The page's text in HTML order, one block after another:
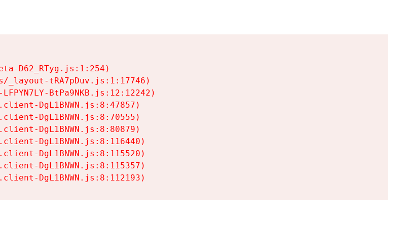
D62_RTyg.js:1:254)
_layout-tRA7pDuv.js:1:17746)
BtPa9NKB.js:12:12242)
DgL1BNWN.js:8:47857)
DgL1BNWN.js:8:70555)
DgL1BNWN.js:8:80879)
DgL1BNWN.js:8:116440)
DgL1BNWN.js:8:115520)
DgL1BNWN.js:8:115357)
DgL1BNWN.js:8:112193)